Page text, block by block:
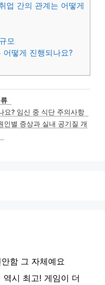
업 간의 관계는 어떻게
모
떻게 진행되나요?
요? 임신 중 식단 주의사항
인별 증상과 실내 공기질 개
함 그 자체예요
시 최고! 게임이 더